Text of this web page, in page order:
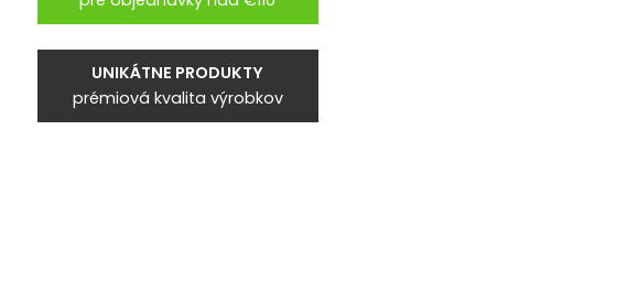
UNIKÁTNE PRODUKTY
prémiová kvalita výrobkov